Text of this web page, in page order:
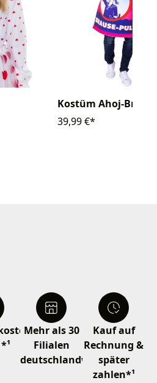
Kostüm Ahoj-
39,99 €*
Mehr als 30
Filialen
deutschlandweit
Kauf auf
Rechnung &
später
zahlen*¹